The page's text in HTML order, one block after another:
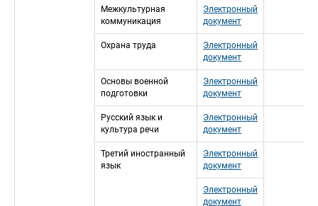
Межкультурная
коммуникация
Электронный
документ
Охрана труда
Электронный
документ
Основы военной
подготовки
Электронный
документ
Русский язык и
культура речи
Электронный
документ
Третий иностранный
язык
Электронный
документ
Электронный
документ